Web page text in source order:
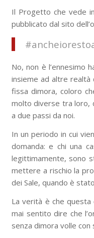
Il Progetto che vede
pubblicato dal sito
No, non è l’ennesimo
insieme ad altre realtà
fissa dimora, coloro
molto diverse tra loro,
a due passi da noi.
In un periodo in cui
domanda: e chi una
legittimamente, sono
mettere a rischio la
dei Sale, quando è
La verità è che questa
mai sentito dire che
senza dimora volle con